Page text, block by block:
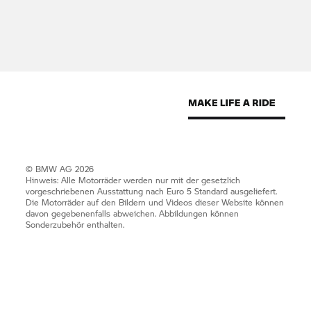
Eigentum wie Patente, Marken und Urheberrechte
ist geschützt. Durch diese Website wird keine
© BMW AG 2026
Hinweis: Alle Motorräder werden nur mit der gesetzlich
vorgeschriebenen Ausstattung nach Euro 5 Standard ausgeliefert.
Die Motorräder auf den Bildern und Videos dieser Website können
davon gegebenenfalls abweichen. Abbildungen können
Sonderzubehör enthalten.